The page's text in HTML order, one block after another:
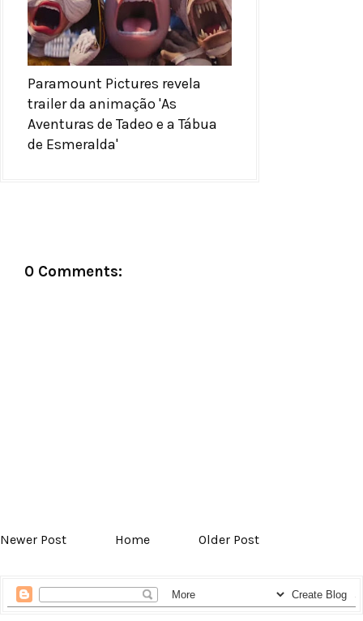
Paramount Pictures revela
trailer da animação 'As
Aventuras de Tadeo e a Tábua
de Esmeralda'
0 Comments:
Newer Post Home Older Post